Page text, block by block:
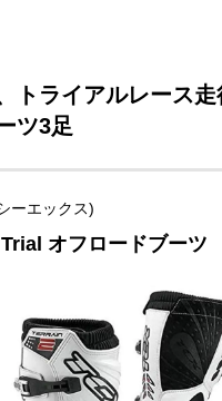
トライアルレース走
ツ3足
ーエックス)
オフロードブーツ